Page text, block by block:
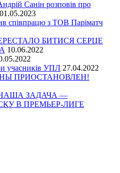
Санін розповів про
01.05.2023
співпрацю з ТОВ Паріматч
БИТИСЯ СЕРЦЕ
10.06.2022
учасників УПЛ 27.04.2022
ПРИОСТАНОВЛЕН!
ЗАДАЧА —
В ПРЕМЬЕР-ЛИГЕ